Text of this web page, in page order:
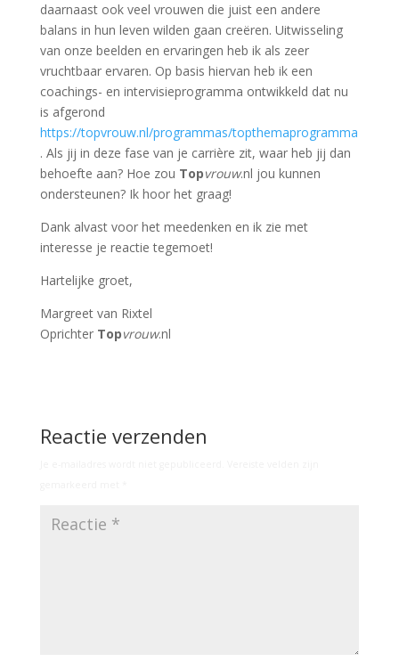
daarnaast ook veel vrouwen die juist een andere
balans in hun leven wilden gaan creëren. Uitwisseling
van onze beelden en ervaringen heb ik als zeer
vruchtbaar ervaren. Op basis hiervan heb ik een
coachings- en intervisieprogramma ontwikkeld dat nu
is afgerond
https://topvrouw.nl/programmas/topthemaprogramma
. Als jij in deze fase van je carrière zit, waar heb jij dan
behoefte aan? Hoe zou Topvrouw.nl jou kunnen
ondersteunen? Ik hoor het graag!
Dank alvast voor het meedenken en ik zie met
interesse je reactie tegemoet!
Hartelijke groet,
Margreet van Rixtel
Oprichter Topvrouw.nl
Reactie verzenden